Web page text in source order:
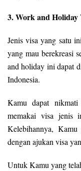
3. Work and Holiday
Jenis visa yang satu
yang mau berekreasi
and holiday ini dapat
Indonesia.
Kamu dapat
memakai visa jenis
Kelebihannya,
dengan ajukan visa
Untuk Kamu yang